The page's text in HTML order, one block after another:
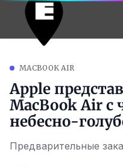
MACBOOK AIR
Apple
MacBook Air с
небесно-
Предварительные